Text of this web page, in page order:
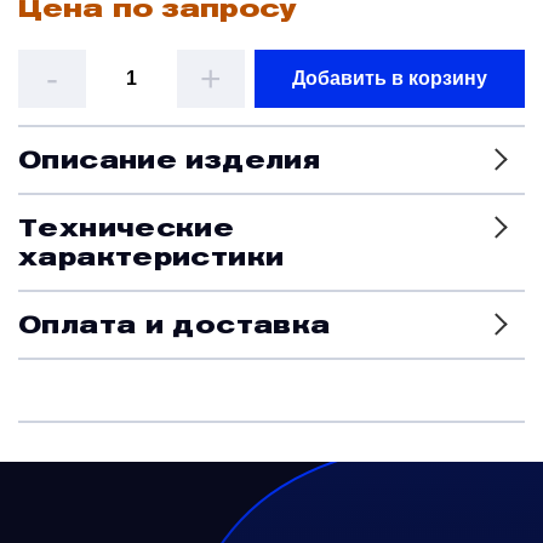
Цена по запросу
- + Добавить в корзину
Описание изделия
Технические
характеристики
Оплата и доставка
Краны и клапаны
Наземное вспомогательное оборудование